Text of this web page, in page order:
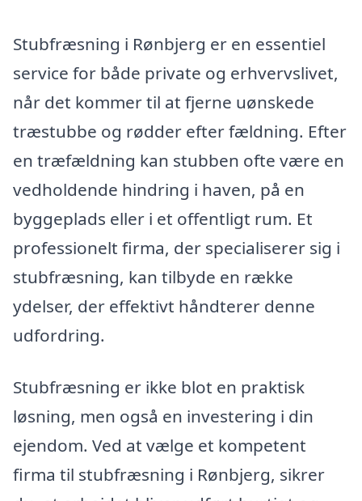
Stubfræsning i Rønbjerg er en essentiel
service for både private og erhvervslivet,
når det kommer til at fjerne uønskede
træstubbe og rødder efter fældning. Efter
en træfældning kan stubben ofte være en
vedholdende hindring i haven, på en
byggeplads eller i et offentligt rum. Et
professionelt firma, der specialiserer sig i
stubfræsning, kan tilbyde en række
ydelser, der effektivt håndterer denne
udfordring.
Stubfræsning er ikke blot en praktisk
løsning, men også en investering i din
ejendom. Ved at vælge et kompetent
firma til stubfræsning i Rønbjerg, sikrer